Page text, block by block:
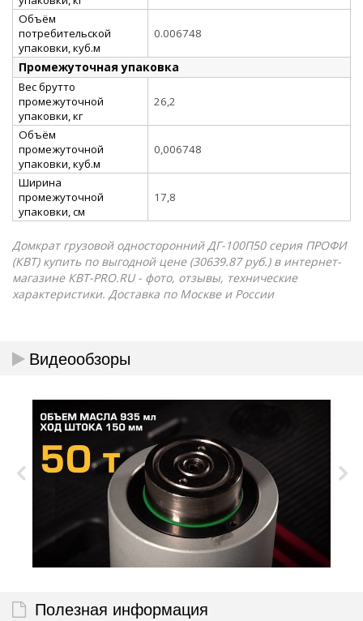
Объём
потребительской
упаковки, куб.м
0.006748
Промежуточная упаковка
Вес брутто
промежуточной
упаковки, кг
26,2
Объём
промежуточной
упаковки, куб.м
0,006748
Ширина
промежуточной
упаковки, см
17,8
Домкрат грузовой односторонний ДГ-100П50 серия ПРОФИ
(КВТ) купить по выгодной цене (30639.87 руб.) в интернет-
магазине КВТ-PRO.RU - фото, отзывы, технические
характеристики. Доставка по Москве и России
Видеообзоры
Полезная информация